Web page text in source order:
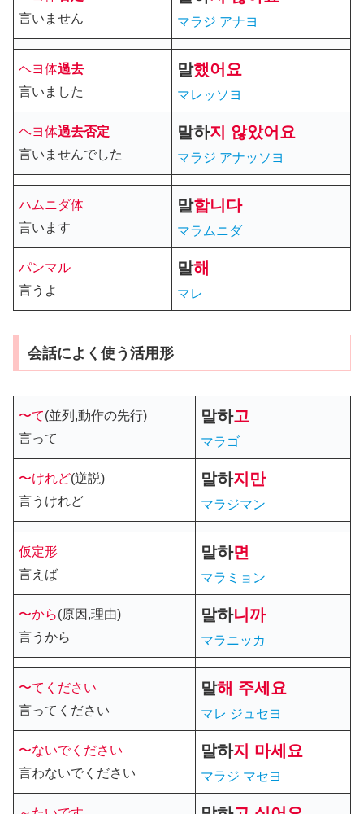
言いません
マラ ジ アナヨ
ヘヨ体過去
言いました
말했어요
マレッソヨ
ヘヨ体過去否定
言いませんでした
말하지 않았어요
マラジ アナッソヨ
ハムニダ体
言います
말합니다
マラムニダ
パンマル
言うよ
말해
マレ
会話によく使う活用形
〜て(並列,動作の先行)
言って
말하고
マラゴ
〜けれど(逆説)
言うけれど
말하지만
マラジマン
仮定形
言えば
말하면
マラミョン
〜から(原因,理由)
言うから
말하니까
マラニッカ
〜てください
言ってください
말해 주세요
マレ ジュセヨ
〜ないでください
言わないでください
말하지 마세요
マラジ マセヨ